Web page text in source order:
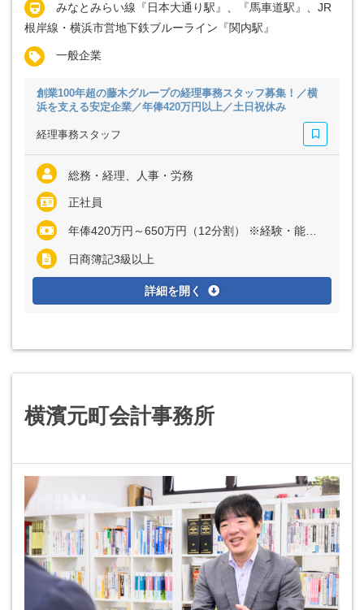
みなとみらい線『日本大通り駅』、『馬車道駅』、JR
根岸線・横浜市営地下鉄ブルーライン『関内駅』
一般企業
創業100年超の藤木グループの経理事務スタッフ募集！／横
浜を支える安定企業／年俸420万円以上／土日祝休み
経理事務スタッフ
総務・経理、人事・労務
正社員
年俸420万円～650万円（12分割） ※経験・能力など考慮の上、決定いたします ※残業代は全額支給
日商簿記3級以上
詳細を開く
横濱元町会計事務所